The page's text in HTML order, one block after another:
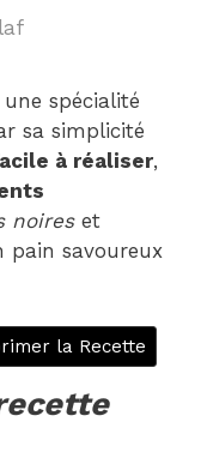
spécialité
sa simplicité
à réaliser,
noireset
pain savoureux
la Recette